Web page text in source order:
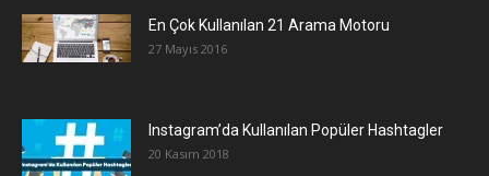
En Çok Kullanılan 21 Arama Motoru
27 Mayıs 2016
Instagram’da Kullanılan Popüler Hashtagler
20 Kasım 2018